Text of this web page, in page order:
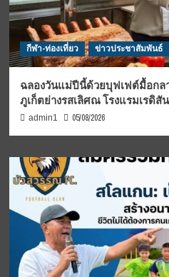
กีฬา-ท่องเที่ยว ข่าวประชาสัมพันธ์
ฉลองวันแม่ปีนี้ด้วยบุฟเฟต์มื้อกล
ภูเก็ตย่างรสเลิศณ โรงแรมเรดิสั
admin1 05/08/2026